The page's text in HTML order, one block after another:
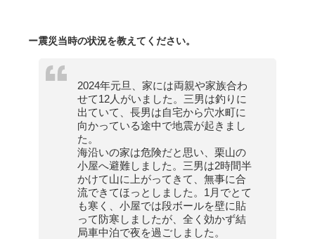
ー震災当時の状況を教えてください。
2024年元旦、家には両親や家族合わ
せて12人がいました。三男は釣りに
出ていて、長男は自宅から穴水町に
向かっている途中で地震が起きまし
た。
海沿いの家は危険だと思い、栗山の
小屋へ避難しました。三男は2時間半
かけて山に上がってきて、無事に合
流できてほっとしました。1月でとて
も寒く、小屋では段ボールを壁に貼
って防寒しましたが、全く効かず結
局車中泊で夜を過ごしました。